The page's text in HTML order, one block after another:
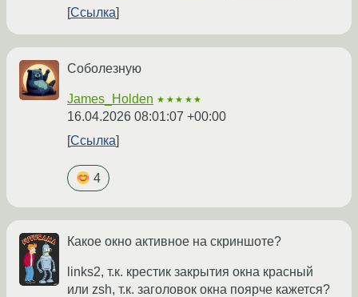
Ссылка
Соболезную
James_Holden ★★★★★
16.04.2026 08:01:07 +00:00
Ссылка
4
Какое окно активное на скриншоте?
links2, т.к. крестик закрытия окна красный
или zsh, т.к. заголовок окна поярче кажется?